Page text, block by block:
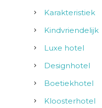
Karakteristiek
Kindvriendelijk
Luxe hotel
Designhotel
Boetiekhotel
Kloosterhotel